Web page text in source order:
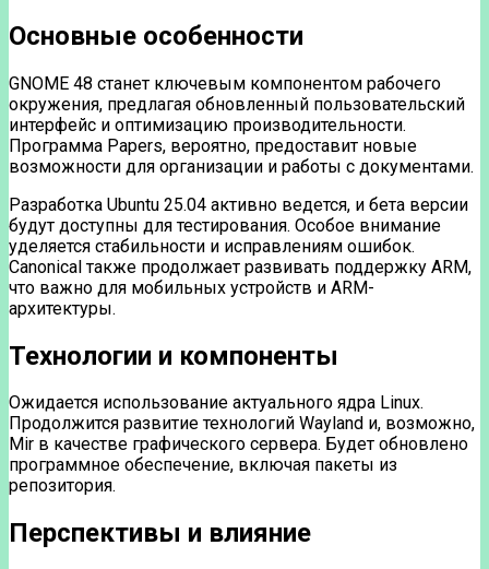
Основные особенности
GNOME 48 станет ключевым компонентом рабочего
окружения, предлагая обновленный пользовательский
интерфейс и оптимизацию производительности.
Программа Papers, вероятно, предоставит новые
возможности для организации и работы с документами.
Разработка Ubuntu 25.04 активно ведется, и бета версии
будут доступны для тестирования. Особое внимание
уделяется стабильности и исправлениям ошибок.
Canonical также продолжает развивать поддержку ARM,
что важно для мобильных устройств и ARM-
архитектуры.
Технологии и компоненты
Ожидается использование актуального ядра Linux.
Продолжится развитие технологий Wayland и, возможно,
Mir в качестве графического сервера. Будет обновлено
программное обеспечение, включая пакеты из
репозитория.
Перспективы и влияние